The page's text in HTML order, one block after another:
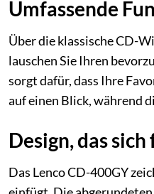
Umfassende
Über die klassische CD-
lauschen Sie Ihren
sorgt dafür, dass Ihre
auf einen Blick, während
Design, das
Das Lenco CD-400GY